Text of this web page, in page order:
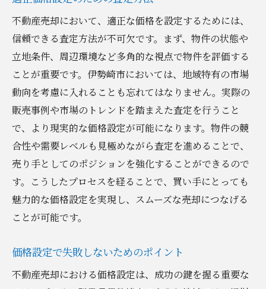
不動産売却において、適正な価格を設定するためには、
信頼できる査定方法が不可欠です。まず、物件の状態や
立地条件、周辺環境など多角的な視点で物件を評価する
ことが重要です。伊勢崎市においては、地域特有の市場
動向を考慮に入れることも忘れてはなりません。実際の
販売事例や市場のトレンドを踏まえた査定を行うこと
で、より現実的な価格設定が可能になります。物件の競
合性や需要レベルも見極めながら査定を進めることで、
売り手としてのポジションを強化することができるので
す。こうしたプロセスを経ることで、買い手にとっても
魅力的な価格設定を実現し、スムーズな売却につなげる
ことが可能です。
価格設定で失敗しないためのポイント
不動産売却における価格設定は、成功の鍵を握る重要な